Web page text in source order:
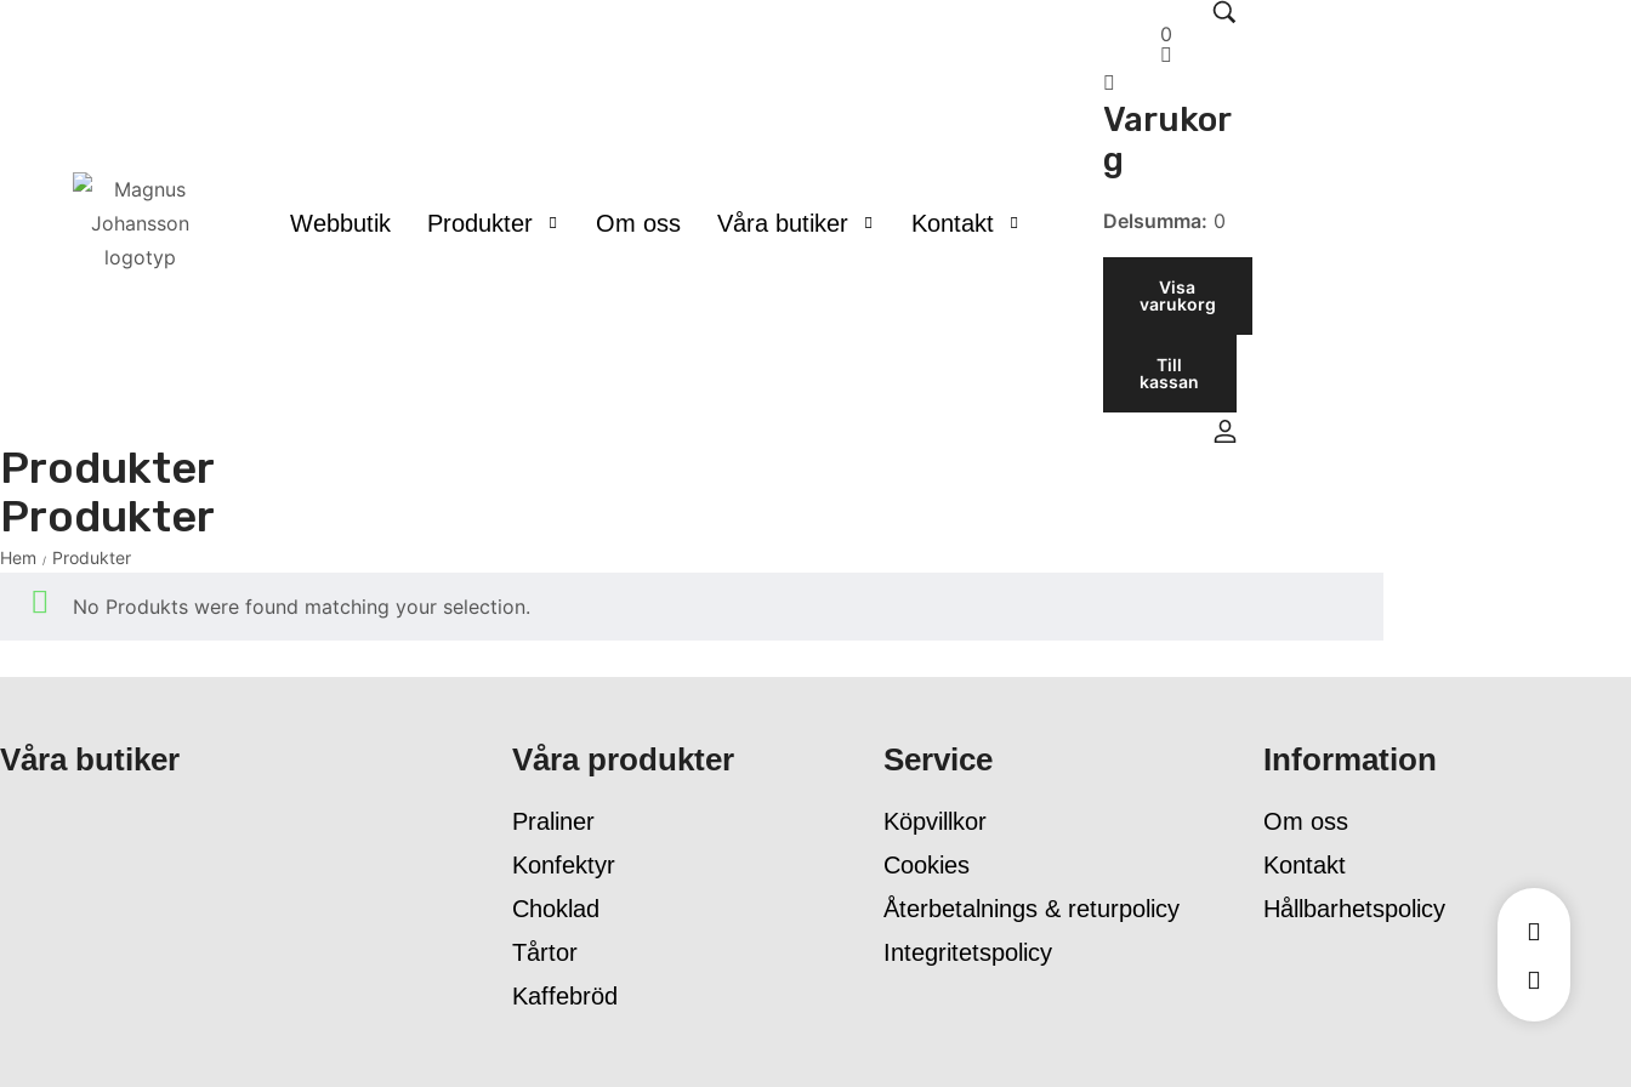
Webbutik Produkter Om oss Våra butiker Kontakt
0
Varukor
g
Delsumma: 0
Visa
varukorg
Till
kassan
Produkter
Produkter
Hem / Produkter
No Produkts were found matching your selection.
Våra butiker Våra produkter
Praliner
Konfektyr
Choklad
Tårtor
Kaffebröd
Service
Köpvillkor
Cookies
Återbetalnings & returpolicy
Integritetspolicy
Information
Om oss
Kontakt
Hållbarhetspolicy